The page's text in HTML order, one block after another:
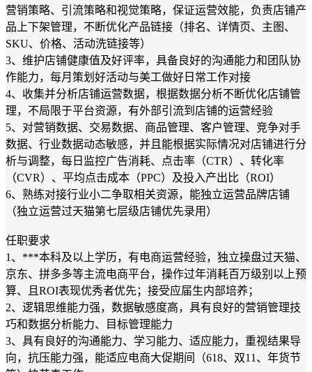
营销策略、引流策略和视觉策略，保证运营效能，负责店铺产
品上下架管理，不断优化产品链接（排名、详情页、主图、
SKU、价格、活动洗链接等）
3、维护店铺健康值及好评率，具备良好的沟通能力和团队协
作能力，每月策划好活动与美工做好日常工作对接
4、收集并分析店铺运营数据，根据数据分析不断优化店铺管
理，不局限于平台资源，有外部引流到店铺的运营经验
5、对营销数据、交易数据、商品管理、客户管理、竞争对手
数据、行业数据动态敏感，并且能根据实际情况对店铺进行分
析与调整，每日监控广告消耗、点击率（CTR）、转化率
（CVR）、平均点击成本（PPC）及投入产出比（ROI）
6、熟练对接行业小二争取相关资源，能独立运营品牌店铺
（独立运营过天猫第七层级店铺优先录用）
任职要求
1、***本科及以上学历，有电商运营经验，独立操盘过天猫、
京东、拼多多等主流电商平台，操作过年消耗百万级别以上预
算、且ROI表现优秀者优先；接受应届生内部培养；
2、逻辑思维能力强，数据敏感度高，具有良好的营销管理技
巧和数据分析能力、目标管理能力
3、具有良好的沟通能力、学习能力、适应能力，重视结果导
向，抗压能力强，能适应电商大促期间（618、双11、年货节